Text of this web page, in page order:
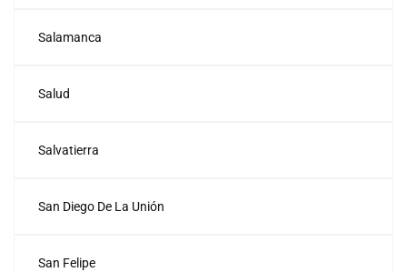
Salamanca
Salud
Salvatierra
San Diego De La Unión
San Felipe